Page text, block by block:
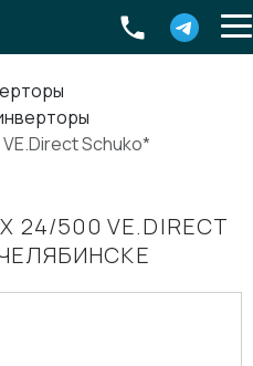
Schuko*
24/500 VE.DIRECT
Екатеринбург ,